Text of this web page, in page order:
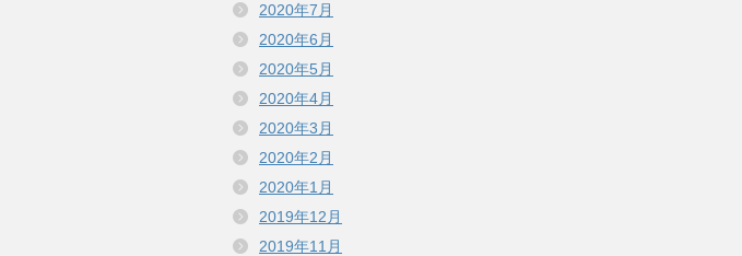
2020年7月
2020年6月
2020年5月
2020年4月
2020年3月
2020年2月
2020年1月
2019年12月
2019年11月